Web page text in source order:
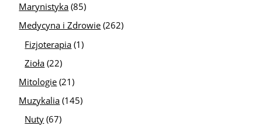
Marynistyka (85)
Medycyna i Zdrowie (262)
Fizjoterapia (1)
Zioła (22)
Mitologie (21)
Muzykalia (145)
Nuty (67)